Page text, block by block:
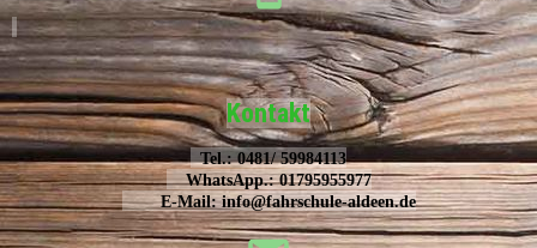
Kontakt
Tel.: 0481/ 59984113
WhatsApp.: 01795955977
E-Mail: info@fahrschule-aldeen.de